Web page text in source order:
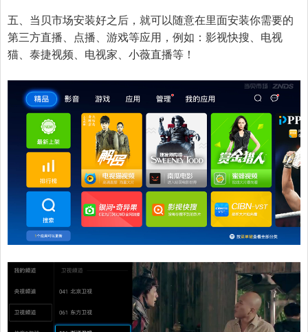
五、当贝市场安装好之后，就可以随意在里面安装你需要的
第三方直播、点播、游戏等应用，例如：影视快搜、电视
猫、泰捷视频、电视家、小薇直播等！